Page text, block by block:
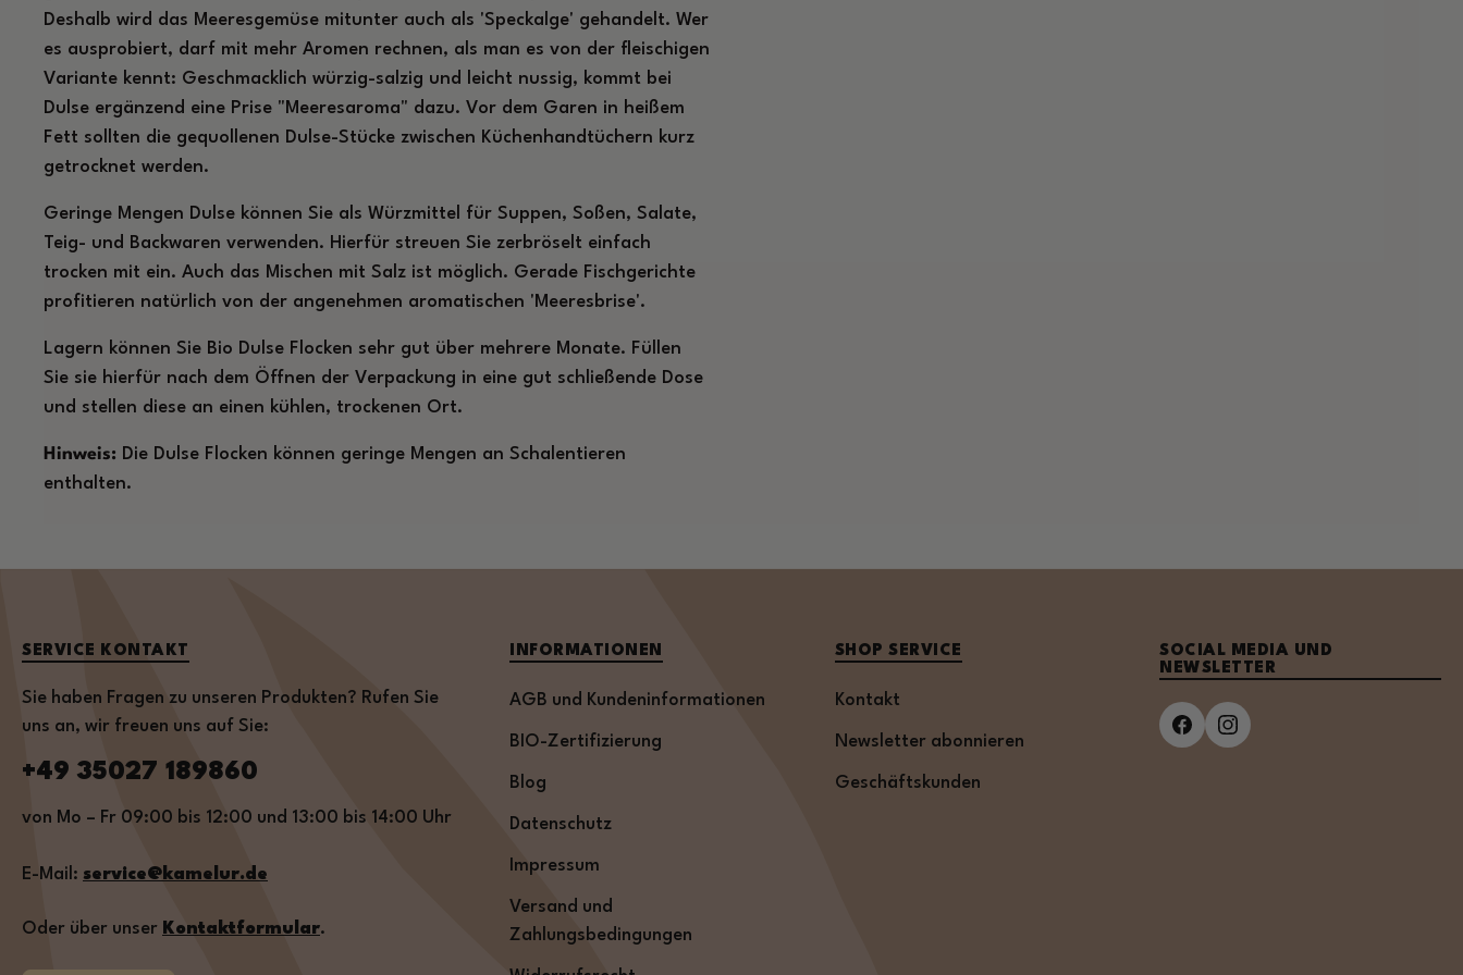
Deshalb wird das Meeresgemüse mitunter auch als 'Speckalge' gehandelt. Wer
es ausprobiert, darf mit mehr Aromen rechnen, als man es von der fleischigen
Variante kennt: Geschmacklich würzig-salzig und leicht nussig, kommt bei
Dulse ergänzend eine Prise "Meeresaroma" dazu. Vor dem Garen in heißem
Fett sollten die gequollenen Dulse-Stücke zwischen Küchenhandtüchern kurz
getrocknet werden.
Geringe Mengen Dulse können Sie als Würzmittel für Suppen, Soßen, Salate,
Teig- und Backwaren verwenden. Hierfür streuen Sie zerbröselt einfach
trocken mit ein. Auch das Mischen mit Salz ist möglich. Gerade Fischgerichte
profitieren natürlich von der angenehmen aromatischen 'Meeresbrise'.
Lagern können Sie Bio Dulse Flocken sehr gut über mehrere Monate. Füllen
Sie sie hierfür nach dem Öffnen der Verpackung in eine gut schließende Dose
und stellen diese an einen kühlen, trockenen Ort.
Hinweis: Die Dulse Flocken können geringe Mengen an Schalentieren
enthalten.
SERVICE KONTAKT
Sie haben Fragen zu unseren Produkten? Rufen Sie
uns an, wir freuen uns auf Sie:
+49 35027 189860
von Mo – Fr 09:00 bis 12:00 und 13:00 bis 14:00 Uhr
E-Mail: service@kamelur.de
Oder über unser Kontaktformular.
INFORMATIONEN
AGB und Kundeninformationen
BIO-Zertifizierung
Blog
Datenschutz
Impressum
Versand und
Zahlungsbedingungen
SHOP SERVICE
Kontakt
Newsletter abonnieren
Geschäftskunden
SOCIAL MEDIA UND
NEWSLETTER